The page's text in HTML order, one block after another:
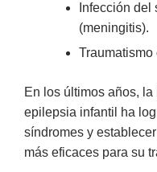
Infección del
(meningitis).
Traumatismo
En los últimos años,
epilepsia infantil ha
síndromes y
más eficaces para su